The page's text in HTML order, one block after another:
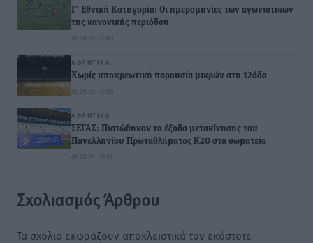
Γ’ Εθνική Κατηγορία: Οι ημερομηνίες των αγωνιστικών
της κανονικής περιόδου
08.08.26 · 12:40
ΑΘΛΗΤΙΚΆ
Χωρίς υποχρεωτική παρουσία μικρών στη 12άδα
08.08.26 · 12:00
ΑΘΛΗΤΙΚΆ
ΣΕΓΑΣ: Πιστώθηκαν τα έξοδα μετακίνησης του
Πανελληνίου Πρωταθλήματος Κ20 στα σωματεία
08.08.26 · 10:51
Σχολιασμός Άρθρου
Τα σχόλια εκφράζουν αποκλειστικά τον εκάστοτε